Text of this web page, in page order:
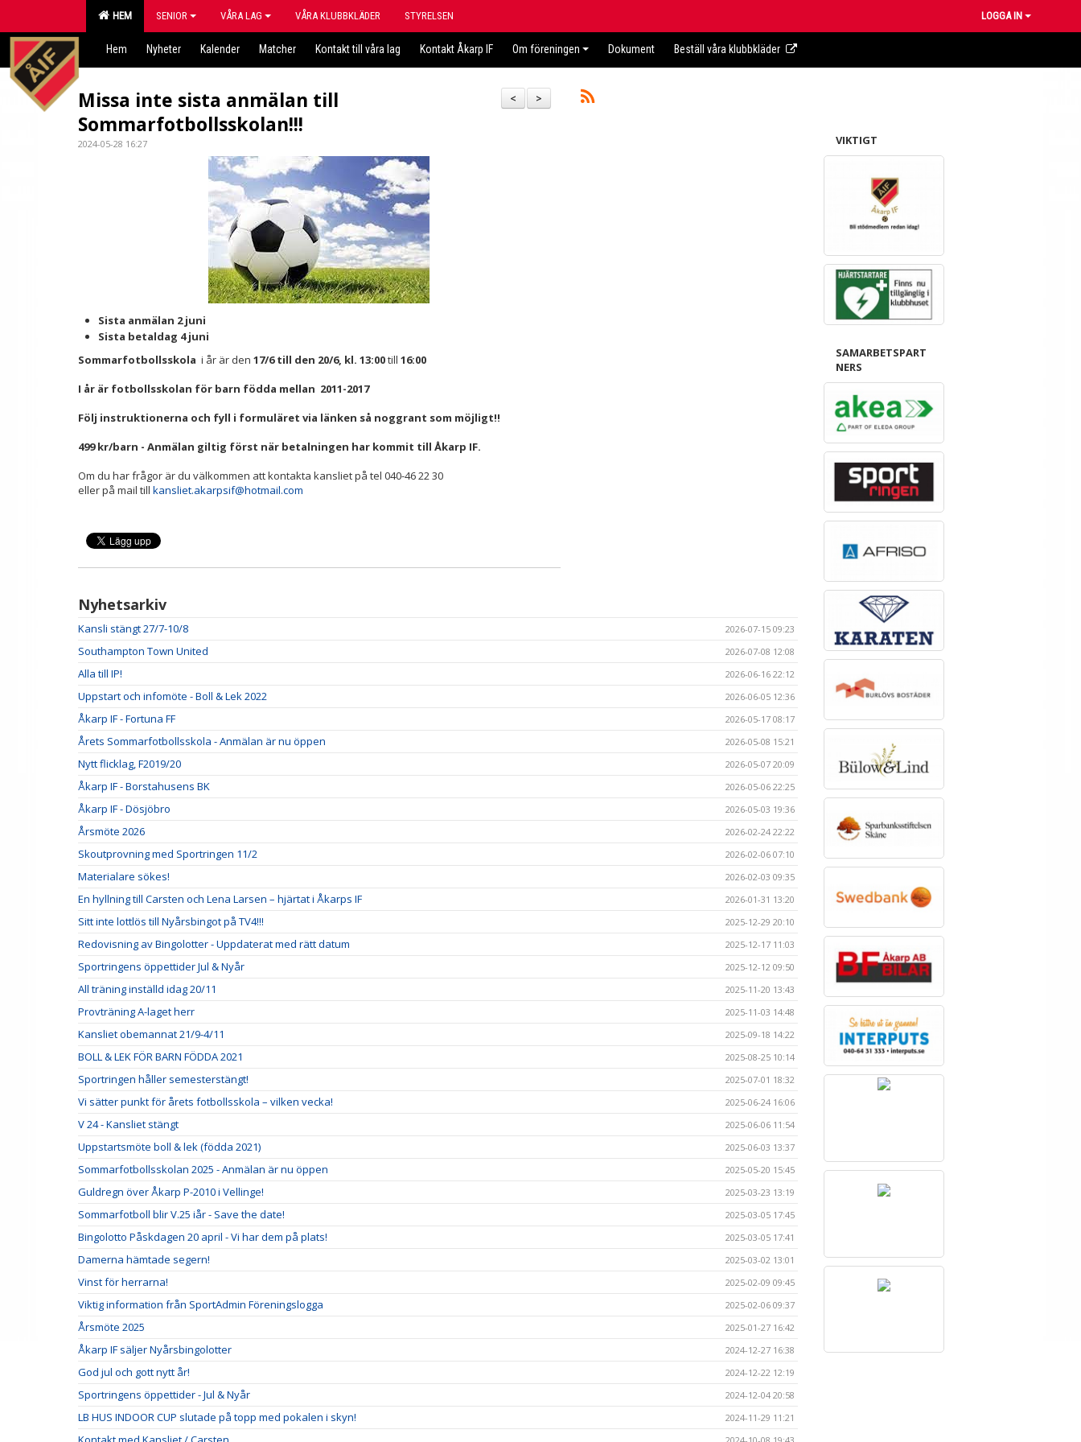
HEM SENIOR VÅRA LAG VÅRA KLUBBKLÄDER STYRELSEN LOGGA IN
Hem Nyheter Kalender Matcher Kontakt till våra lag Kontakt Åkarp IF Om föreningen Dokument Beställ våra klubbkläder
>
<
Missa inte sista anmälan till
Sommarfotbollsskolan!!!
2024-05-28 16:27
Sista anmälan 2 juni
Sista betaldag 4 juni
Sommarfotbollsskola i år är den 17/6 till den 20/6, kl. 13:00till 16:00
I år är fotbollsskolan för barn födda mellan 2011-2017
Följ instruktionerna och fyll i formuläret via länken så noggrant som möjligt!!
499 kr/barn - Anmälan giltig först när betalningen har kommit till Åkarp IF.
Om du har frågor är du välkommen att kontakta kansliet på tel 040-46 22 30
eller på mail till kansliet.akarpsif@hotmail.com
Nyhetsarkiv
Kansli stängt 27/7-10/8 2026-07-15 09:23
Southampton Town United 2026-07-08 12:08
Alla till IP! 2026-06-16 22:12
Uppstart och infomöte - Boll & Lek 2022 2026-06-05 12:36
Åkarp IF - Fortuna FF 2026-05-17 08:17
Årets Sommarfotbollsskola - Anmälan är nu öppen 2026-05-08 15:21
Nytt flicklag, F2019/20 2026-05-07 20:09
Åkarp IF - Borstahusens BK 2026-05-06 22:25
Åkarp IF - Dösjöbro 2026-05-03 19:36
Årsmöte 2026 2026-02-24 22:22
Skoutprovning med Sportringen 11/2 2026-02-06 07:10
Materialare sökes! 2026-02-03 09:35
En hyllning till Carsten och Lena Larsen – hjärtat i Åkarps IF 2026-01-31 13:20
Sitt inte lottlös till Nyårsbingot på TV4!!! 2025-12-29 20:10
Redovisning av Bingolotter - Uppdaterat med rätt datum 2025-12-17 11:03
Sportringens öppettider Jul & Nyår 2025-12-12 09:50
All träning inställd idag 20/11 2025-11-20 13:43
Provträning A-laget herr 2025-11-03 14:48
Kansliet obemannat 21/9-4/11 2025-09-18 14:22
BOLL & LEK FÖR BARN FÖDDA 2021 2025-08-25 10:14
Sportringen håller semesterstängt! 2025-07-01 18:32
Vi sätter punkt för årets fotbollsskola – vilken vecka! 2025-06-24 16:06
V 24 - Kansliet stängt 2025-06-06 11:54
Uppstartsmöte boll & lek (födda 2021) 2025-06-03 13:37
Sommarfotbollsskolan 2025 - Anmälan är nu öppen 2025-05-20 15:45
Guldregn över Åkarp P-2010 i Vellinge! 2025-03-23 13:19
Sommarfotboll blir V.25 iår - Save the date! 2025-03-05 17:45
Bingolotto Påskdagen 20 april - Vi har dem på plats! 2025-03-05 17:41
Damerna hämtade segern! 2025-03-02 13:01
Vinst för herrarna! 2025-02-09 09:45
Viktig information från SportAdmin Föreningslogga 2025-02-06 09:37
Årsmöte 2025 2025-01-27 16:42
Åkarp IF säljer Nyårsbingolotter 2024-12-27 16:38
God jul och gott nytt år! 2024-12-22 12:19
Sportringens öppettider - Jul & Nyår 2024-12-04 20:58
LB HUS INDOOR CUP slutade på topp med pokalen i skyn! 2024-11-29 11:21
VIKTIGT
SAMARBETSPART
NERS